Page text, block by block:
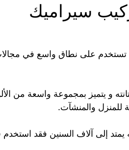
سيراميك
تستخدم على نطاق واسع في مجالات
و يتميز بمجموعة واسعة من
للمنزل والمنشآت.
إلى آلاف السنين فقد استخدم